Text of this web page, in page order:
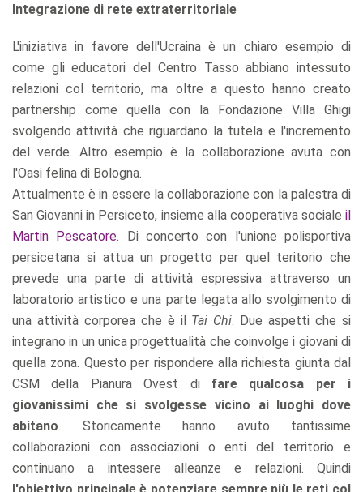
Integrazione di rete extraterritoriale
L'iniziativa in favore dell'Ucraina è un chiaro esempio di
come gli educatori del Centro Tasso abbiano intessuto
relazioni col territorio, ma oltre a questo hanno creato
partnership come quella con la Fondazione Villa Ghigi
svolgendo attività che riguardano la tutela e l'incremento
del verde. Altro esempio è la collaborazione avuta con
l'Oasi felina di Bologna.
Attualmente è in essere la collaborazione con la palestra di
San Giovanni in Persiceto, insieme alla cooperativa sociale il
Martin Pescatore. Di concerto con l'unione polisportiva
persicetana si attua un progetto per quel teritorio che
prevede una parte di attività espressiva attraverso un
laboratorio artistico e una parte legata allo svolgimento di
una attività corporea che è il Tai Chi. Due aspetti che si
integrano in un unica progettualità che coinvolge i giovani di
quella zona. Questo per rispondere alla richiesta giunta dal
CSM della Pianura Ovest di fare qualcosa per i
giovanissimi che si svolgesse vicino ai luoghi dove
abitano. Storicamente hanno avuto tantissime
collaborazioni con associazioni o enti del territorio e
continuano a intessere alleanze e relazioni. Quindi